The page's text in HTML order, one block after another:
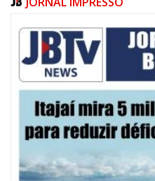
08/08/2026 | 07:00
20 anos da Lei Maria da Penha:
doméstica são acompanhadas
BALNEÁRIO CAMBORIÚ